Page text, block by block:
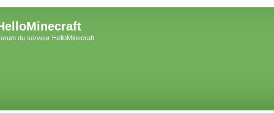
du serveur HelloMinecraft